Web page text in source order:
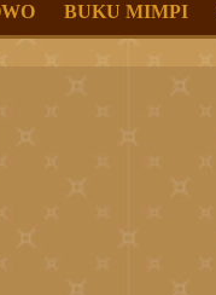
BUKU MIMPI